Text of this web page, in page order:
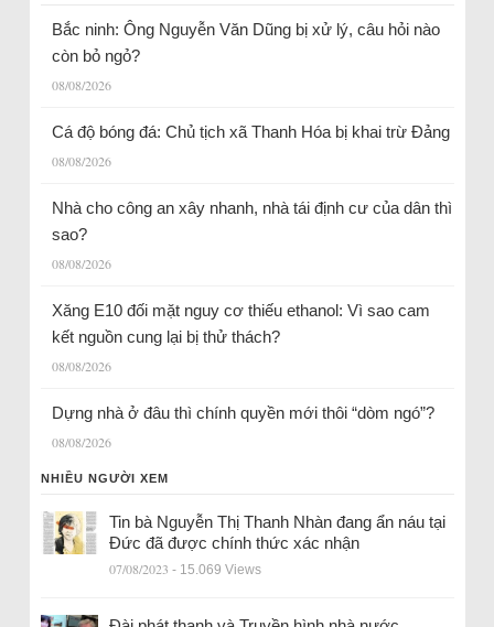
Bắc ninh: Ông Nguyễn Văn Dũng bị xử lý, câu hỏi nào
còn bỏ ngỏ?
08/08/2026
Cá độ bóng đá: Chủ tịch xã Thanh Hóa bị khai trừ Đảng
08/08/2026
Nhà cho công an xây nhanh, nhà tái định cư của dân thì
sao?
08/08/2026
Xăng E10 đối mặt nguy cơ thiếu ethanol: Vì sao cam
kết nguồn cung lại bị thử thách?
08/08/2026
Dựng nhà ở đâu thì chính quyền mới thôi “dòm ngó”?
08/08/2026
NHIỀU NGƯỜI XEM
Tin bà Nguyễn Thị Thanh Nhàn đang ẩn náu tại
Đức đã được chính thức xác nhận
07/08/2023 - 15.069 Views